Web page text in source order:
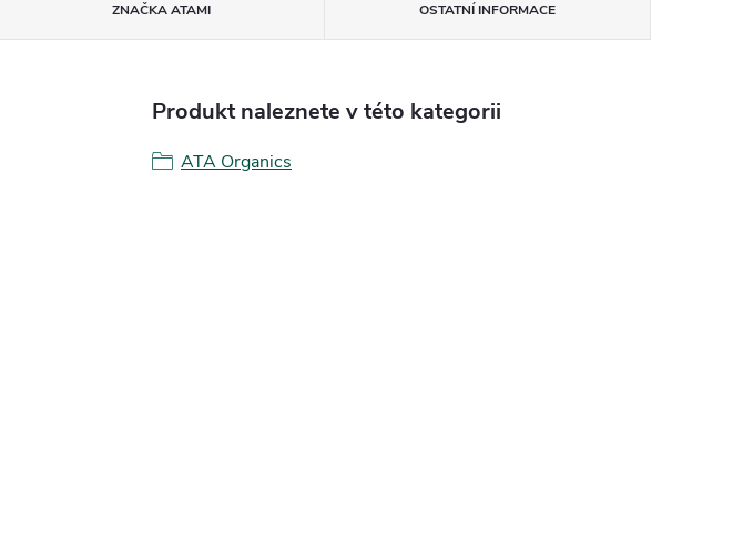
ZNAČKAATAMI OSTATNÍ INFORMACE
Produkt naleznete v této kategorii
ATA Organics